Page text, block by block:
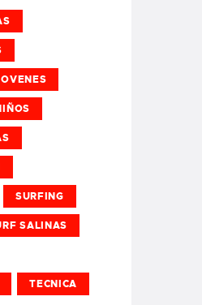
SURFING
SALINAS
TECNICA